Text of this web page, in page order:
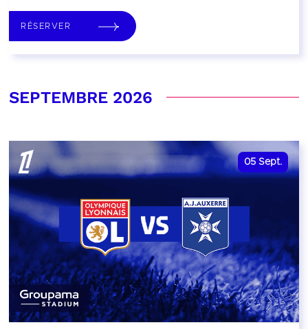
RÉSERVER
SEPTEMBRE 2026
05 Sept.